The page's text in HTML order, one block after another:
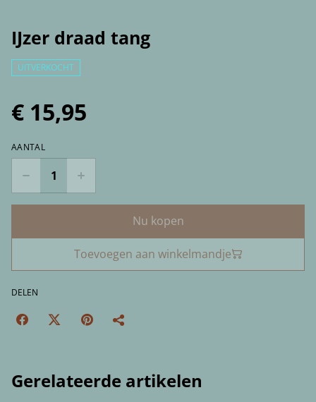
IJzer draad tang
UITVERKOCHT
€ 15,95
AANTAL
Nu kopen
Toevoegen aan winkelmandje
DELEN
Gerelateerde artikelen